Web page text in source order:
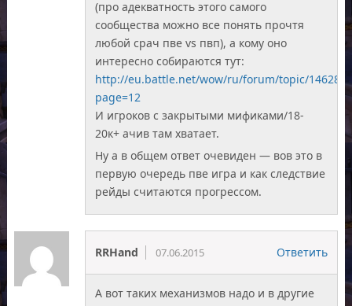
(про адекватность этого самого
сообщества можно все понять прочтя
любой срач пве vs пвп), а кому оно
интересно собираются тут:
http://eu.battle.net/wow/ru/forum/topic/
page=12
И игроков с закрытыми мификами/18-
20к+ ачив там хватает.
Ну а в общем ответ очевиден — вов это в
первую очередь пве игра и как следствие
рейды считаются прогрессом.
RRHand 07.06.2015 Ответить
А вот таких механизмов надо и в другие